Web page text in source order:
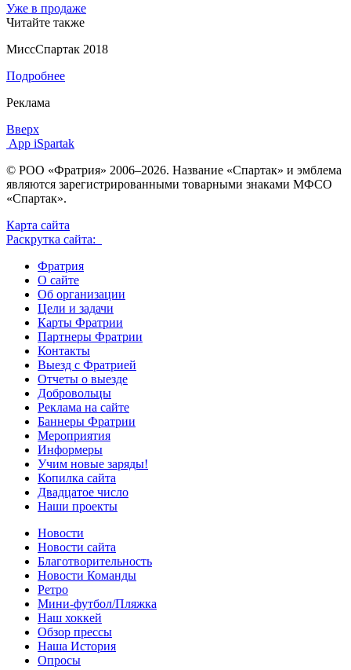
Уже в продаже
Читайте также
МиссСпартак 2018
Подробнее
Реклама
Вверх
App iSpartak
© РОО «Фратрия» 2006–2026. Название «Спартак» и эмблема
являются зарегистрированными товарными знаками МФСО
«Спартак».
Карта сайта
Раскрутка сайта:
Фратрия
О сайте
Об организации
Цели и задачи
Карты Фратрии
Партнеры Фратрии
Контакты
Выезд с Фратрией
Отчеты о выезде
Добровольцы
Реклама на сайте
Баннеры Фратрии
Мероприятия
Информеры
Учим новые заряды!
Копилка сайта
Двадцатое число
Наши проекты
Новости
Новости сайта
Благотворительность
Новости Команды
Ретро
Мини-футбол/Пляжка
Наш хоккей
Обзор прессы
Наша История
Опросы